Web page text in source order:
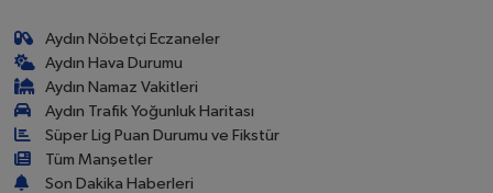
Aydın Nöbetçi Eczaneler
Aydın Hava Durumu
Aydın Namaz Vakitleri
Aydın Trafik Yoğunluk Haritası
Süper Lig Puan Durumu ve Fikstür
Tüm Manşetler
Son Dakika Haberleri